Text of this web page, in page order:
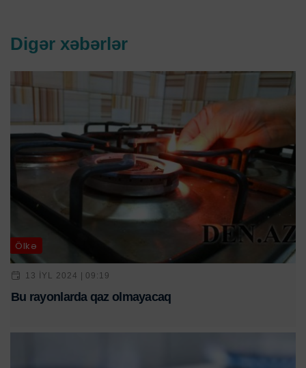
Digər xəbərlər
Ölkə
13 IYL 2024 | 09:19
Bu rayonlarda qaz olmayacaq